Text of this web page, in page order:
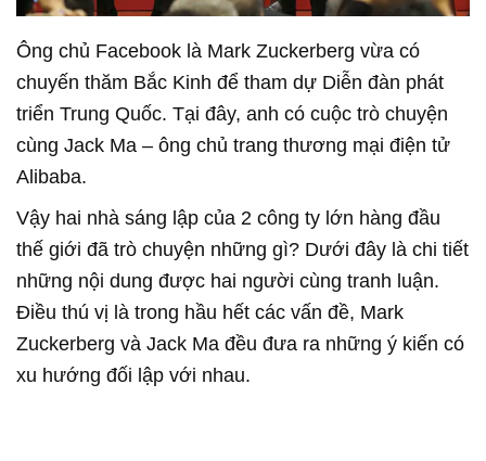
Ông chủ Facebook là Mark Zuckerberg vừa có
chuyến thăm Bắc Kinh để tham dự Diễn đàn phát
triển Trung Quốc. Tại đây, anh có cuộc trò chuyện
cùng Jack Ma – ông chủ trang thương mại điện tử
Alibaba.
Vậy hai nhà sáng lập của 2 công ty lớn hàng đầu
thế giới đã trò chuyện những gì? Dưới đây là chi tiết
những nội dung được hai người cùng tranh luận.
Điều thú vị là trong hầu hết các vấn đề, Mark
Zuckerberg và Jack Ma đều đưa ra những ý kiến có
xu hướng đối lập với nhau.